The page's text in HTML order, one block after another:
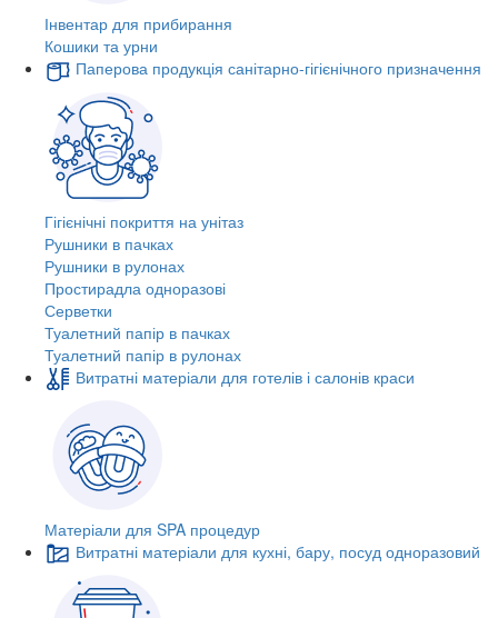
Інвентар для прибирання
Кошики та урни
Паперова продукція санітарно-гігієнічного призначення
Гігієнічні покриття на унітаз
Рушники в пачках
Рушники в рулонах
Простирадла одноразові
Серветки
Туалетний папір в пачках
Туалетний папір в рулонах
Витратні матеріали для готелів і салонів краси
Матеріали для SPA процедур
Витратні матеріали для кухні, бару, посуд одноразовий